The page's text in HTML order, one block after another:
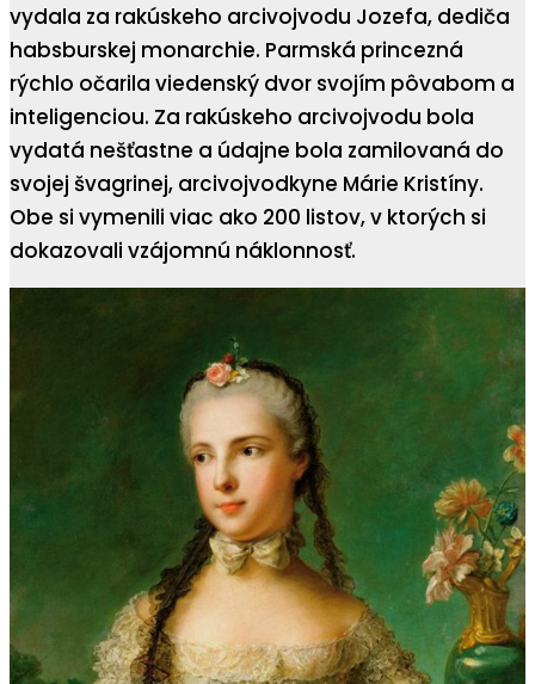
vydala za rakúskeho arcivojvodu Jozefa, dediča
habsburskej monarchie. Parmská princezná
rýchlo očarila viedenský dvor svojím pôvabom a
inteligenciou. Za rakúskeho arcivojvodu bola
vydatá nešťastne a údajne bola zamilovaná do
svojej švagrinej, arcivojvodkyne Márie Kristíny.
Obe si vymenili viac ako 200 listov, v ktorých si
dokazovali vzájomnú náklonnosť.